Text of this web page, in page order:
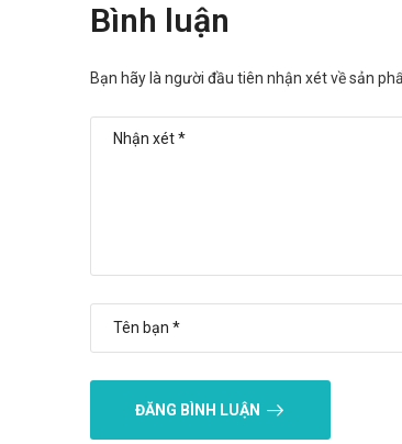
Bình luận
Bạn hãy là người đầu tiên nhận xét về sản
ĐĂNG BÌNH LUẬN